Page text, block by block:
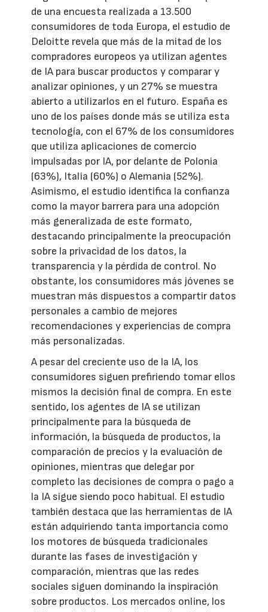
de una encuesta realizada a 13.500
consumidores de toda Europa, el estudio de
Deloitte revela que más de la mitad de los
compradores europeos ya utilizan agentes
de IA para buscar productos y comparar y
analizar opiniones, y un 27% se muestra
abierto a utilizarlos en el futuro. España es
uno de los países donde más se utiliza esta
tecnología, con el 67% de los consumidores
que utiliza aplicaciones de comercio
impulsadas por IA, por delante de Polonia
(63%), Italia (60%) o Alemania (52%).
Asimismo, el estudio identifica la confianza
como la mayor barrera para una adopción
más generalizada de este formato,
destacando principalmente la preocupación
sobre la privacidad de los datos, la
transparencia y la pérdida de control. No
obstante, los consumidores más jóvenes se
muestran más dispuestos a compartir datos
personales a cambio de mejores
recomendaciones y experiencias de compra
más personalizadas.
A pesar del creciente uso de la IA, los
consumidores siguen prefiriendo tomar ellos
mismos la decisión final de compra. En este
sentido, los agentes de IA se utilizan
principalmente para la búsqueda de
información, la búsqueda de productos, la
comparación de precios y la evaluación de
opiniones, mientras que delegar por
completo las decisiones de compra o pago a
la IA sigue siendo poco habitual. El estudio
también destaca que las herramientas de IA
están adquiriendo tanta importancia como
los motores de búsqueda tradicionales
durante las fases de investigación y
comparación, mientras que las redes
sociales siguen dominando la inspiración
sobre productos. Los mercados online, los